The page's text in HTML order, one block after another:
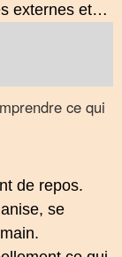
externes et
moderne
de 2026.
ce qui
de repos.
se